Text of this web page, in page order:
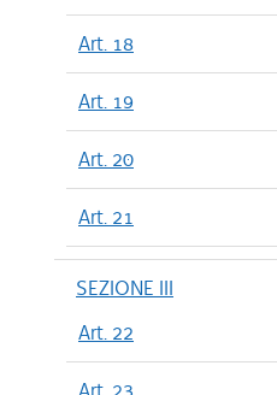
Art. 18
Art. 19
Art. 20
Art. 21
SEZIONE III
Art. 22